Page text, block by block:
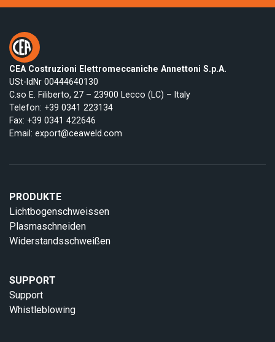
CEA Costruzioni Elettromeccaniche Annettoni S.p.A.
USt-IdNr 00444640130
C.so E. Filiberto, 27 – 23900 Lecco (LC) – Italy
Telefon: +39 0341 223134
Fax: +39 0341 422646
Email: export@ceaweld.com
PRODUKTE
Lichtbogenschweissen
Plasmaschneiden
Widerstandsschweißen
SUPPORT
Support
Whistleblowing